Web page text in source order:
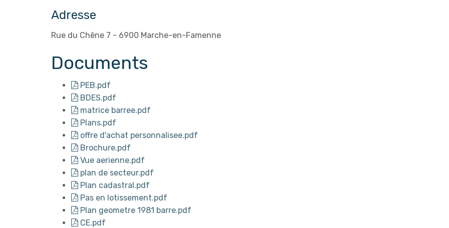
Adresse
Rue du Chêne 7 - 6900 Marche-en-Famenne
Documents
PEB.pdf
BDES.pdf
matrice barree.pdf
Plans.pdf
offre d'achat personnalisee.pdf
Brochure.pdf
Vue aerienne.pdf
plan de secteur.pdf
Plan cadastral.pdf
Pas en lotissement.pdf
Plan geometre 1981 barre.pdf
CE.pdf